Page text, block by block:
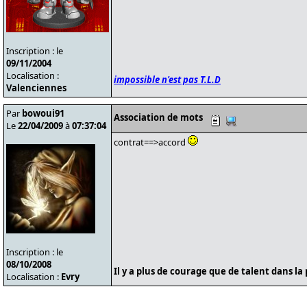
Inscription : le
09/11/2004
Localisation :
Valenciennes
impossible n'est pas T.L.D
Par bowoui91
Le22/04/2009à07:37:04
Inscription : le
08/10/2008
Localisation : Evry
Association de mots
contrat==>accord
Il y a plus de courage que de talent dans